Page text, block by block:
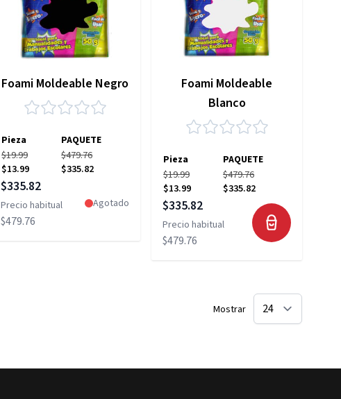
Foami Moldeable Negro
Pieza
PAQUETE
$19.99
$13.99
$479.76
$335.82
Precio especial
$335.82
Precio habitual
$479.76
Agotado
Foami Moldeable
Blanco
Pieza
PAQUETE
$19.99
$13.99
$479.76
$335.82
Precio especial
$335.82
Precio habitual
$479.76
Mostrar